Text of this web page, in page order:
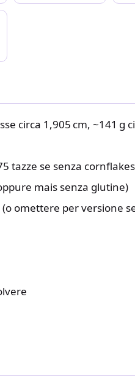
circa 1,905 cm, ~141 g
tazze se senza
mais senza glutine)
omettere per versione